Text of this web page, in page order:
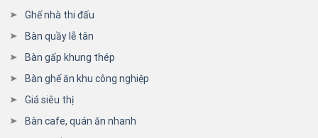
Ghế nhà thi đấu
Bàn quầy lễ tân
Bàn gấp khung thép
Bàn ghế ăn khu công nghiệp
Giá siêu thị
Bàn cafe, quán ăn nhanh